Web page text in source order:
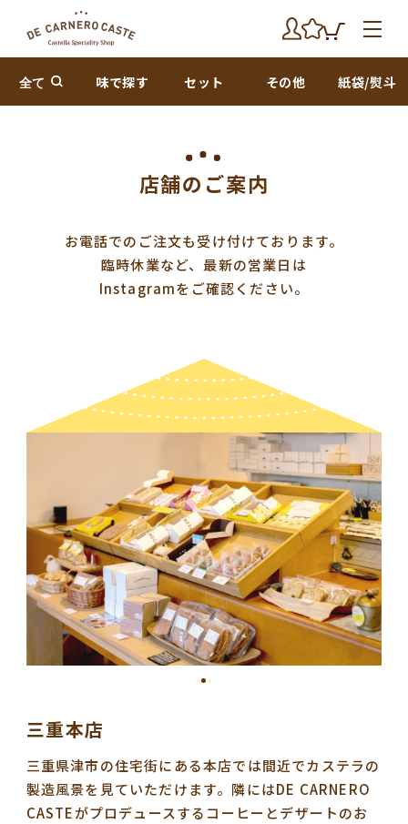
全て 味で探す セット その他 紙袋/熨斗
店舗のご案内
お電話でのご注文も受け付けております。
臨時休業など、最新の営業日は
Instagramをご確認ください。
三重本店
三重県津市の住宅街にある本店では間近でカステラの
製造風景を見ていただけます。隣にはDE CARNERO
CASTEがプロデュースするコーヒーとデザートのお